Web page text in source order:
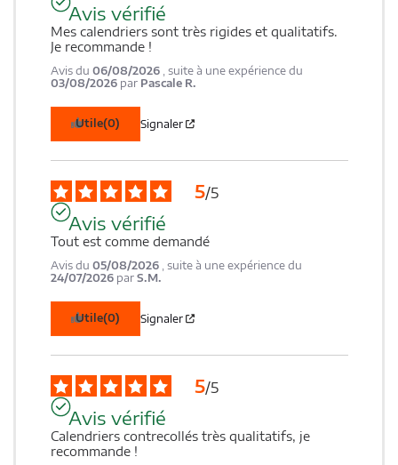
Avis vérifié
Mes calendriers sont très rigides et qualitatifs.
Je recommande !
Avis du 06/08/2026 , suite à une expérience du
03/08/2026 par Pascale R.
Utile(0) Signaler
5/5
Avis vérifié
Tout est comme demandé
Avis du 05/08/2026 , suite à une expérience du
24/07/2026 par S.M.
Utile(0) Signaler
5/5
Avis vérifié
Calendriers contrecollés très qualitatifs, je
recommande !